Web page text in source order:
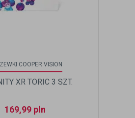
COOPER VISION
XR TORIC 3 SZT.
169,99 pln